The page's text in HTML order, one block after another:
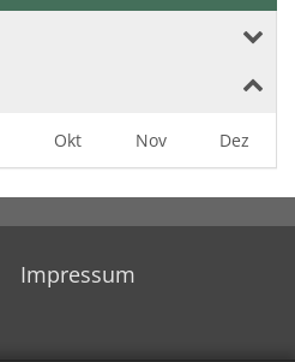
Okt Nov Dez
Impressum